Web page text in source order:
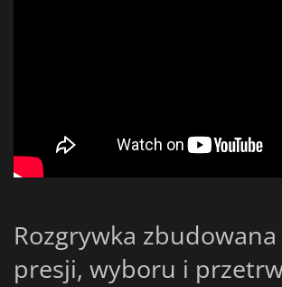
Rozgrywka zbudowana
presji, wyboru i